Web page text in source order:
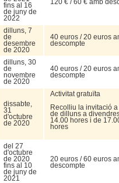
fins al 16
de juny de
2022
120 € / 60 € amb
dilluns, 7
de
desembre
de 2020
40 euros / 20 euros
descompte
dilluns, 30
de
novembre
de 2020
40 euros / 20 euros
descompte
dissabte,
31
d'octubre
de 2020
Activitat gratuïta
Recolliu la invitació
de dilluns a
14.00 hores i de
hores
del 27
d'octubre
de 2020
fins al 10
de juny de
2021
20 euros / 60 euros
descompte